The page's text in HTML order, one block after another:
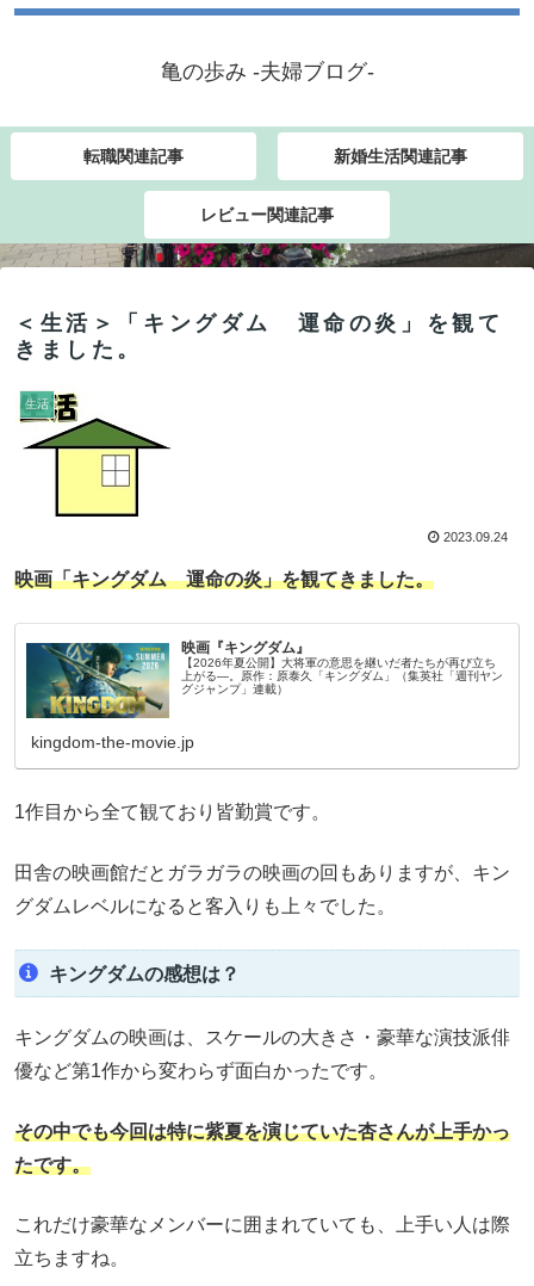
亀の歩み -夫婦ブログ-
転職関連記事 新婚生活関連記事
レビュー関連記事
＜生活＞「キングダム 運命の炎」を観て
きました。
生活
2023.09.24
映画「キングダム 運命の炎」を観てきました。
映画『キングダム』
【2026年夏公開】大将軍の意思を継いだ者たちが再び立ち
上がる―。原作：原泰久「キングダム」（集英社「週刊ヤン
グジャンプ」連載）
kingdom-the-movie.jp
1作目から全て観ており皆勤賞です。
田舎の映画館だとガラガラの映画の回もありますが、キン
グダムレベルになると客入りも上々でした。
キングダムの感想は？
キングダムの映画は、スケールの大きさ・豪華な演技派俳
優など第1作から変わらず面白かったです。
その中でも今回は特に紫夏を演じていた杏さんが上手かっ
たです。
これだけ豪華なメンバーに囲まれていても、上手い人は際
立ちますね。